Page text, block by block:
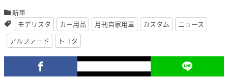
新車
モデリスタ
カー用品 月刊自家用車 カスタム
ニュース
アルファード
トヨタ